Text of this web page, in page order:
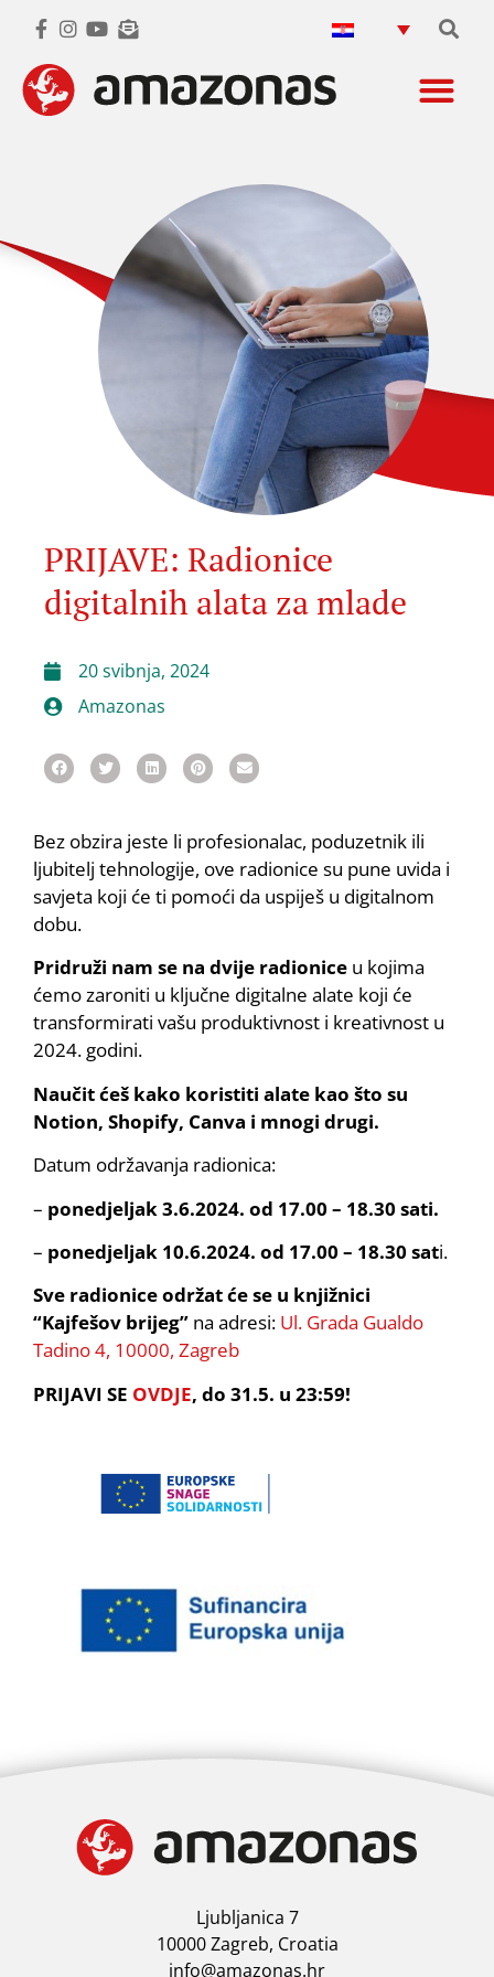
PRIJAVE: Radionice
digitalnih alata za mlade
20 svibnja, 2024
Amazonas
Bez obzira jeste li profesionalac, poduzetnik ili
ljubitelj tehnologije, ove radionice su pune uvida i
savjeta koji će ti pomoći da uspiješ u digitalnom
dobu.
Pridruži nam se na dvije radionice u kojima
ćemo zaroniti u ključne digitalne alate koji će
transformirati vašu produktivnost i kreativnost u
2024. godini.
Naučit ćeš kako koristiti alate kao što su
Notion, Shopify, Canva i mnogi drugi.
Datum održavanja radionica:
– ponedjeljak 3.6.2024. od 17.00 – 18.30 sati.
– ponedjeljak 10.6.2024. od 17.00 – 18.30 sati.
Sve radionice održat će se u knjižnici
“Kajfešov brijeg” na adresi: Ul. Grada Gualdo
Tadino 4, 10000, Zagreb
PRIJAVI SE OVDJE, do 31.5. u 23:59!
Ljubljanica 7
10000 Zagreb, Croatia
info@amazonas.hr